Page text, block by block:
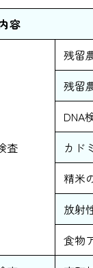
容
査
残留
残留
DNA
カド
精米
放射
食物